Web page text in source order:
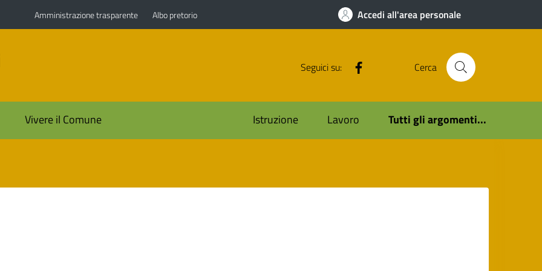
Amministrazione trasparente Albo pretorio Accedi all'area personale
Seguici su: Cerca
Vivere il Comune Istruzione Lavoro Tutti gli argomenti...